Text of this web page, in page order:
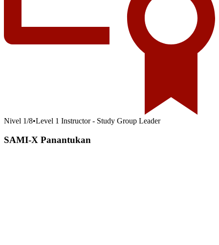
Nivel 1/8•Level 1 Instructor - Study Group Leader
SAMI-X Panantukan